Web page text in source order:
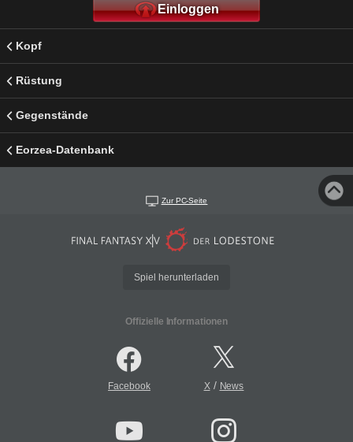
Einloggen
Kopf
Rüstung
Gegenstände
Eorzea-Datenbank
Zur PC-Seite
Spiel herunterladen
Offizielle Informationen
Facebook X/ News